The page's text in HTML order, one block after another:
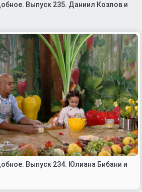
Выпуск 235. Даниил Козлов и
Выпуск 234. Юлиана Бибани и